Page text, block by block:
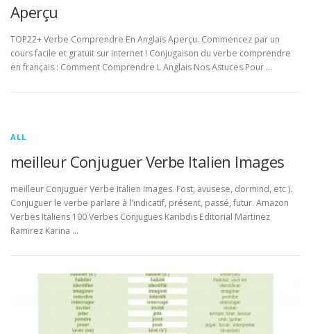
Aperçu
TOP22+ Verbe Comprendre En Anglais Aperçu. Commencez par un
cours facile et gratuit sur internet ! Conjugaison du verbe comprendre
en français : Comment Comprendre L Anglais Nos Astuces Pour …
ALL
meilleur Conjuguer Verbe Italien Images
meilleur Conjuguer Verbe Italien Images. Fost, avusese, dormind, etc ).
Conjuguer le verbe parlare à l'indicatif, présent, passé, futur. Amazon
Verbes Italiens 100 Verbes Conjugues Karibdis Editorial Martinez
Ramirez Karina …